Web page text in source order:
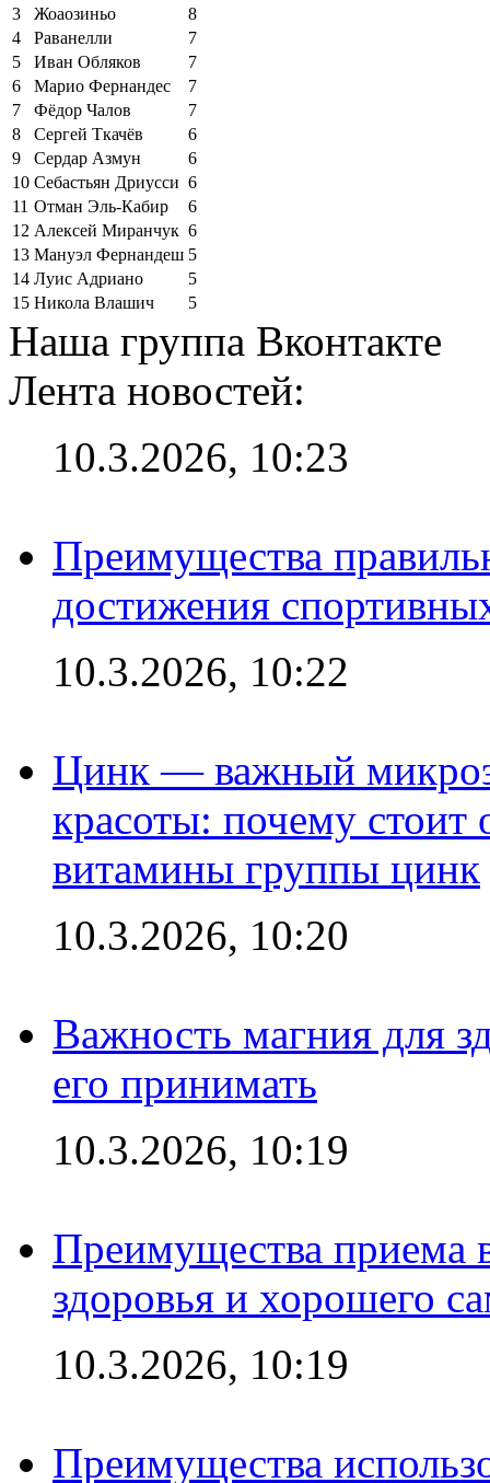
3
Жоаозиньо
8
4
Раванелли
7
5
Иван Обляков
7
6
Марио Фернандес
7
7
Фёдор Чалов
7
8
Сергей Ткачёв
6
9
Сердар Азмун
6
10 Себастьян Дриусси 6
11 Отман Эль-Кабир
6
12 Алексей Миранчук 6
13 Мануэл Фернандеш 5
14 Луис Адриано
5
15 Никола Влашич 5
Наша группа Вконтакте
Лента новостей:
10.3.2026, 10:23
Преимущества
достижения
10.3.2026, 10:22
Цинк — важный
красоты: почему стоит
витамины группы цинк
10.3.2026, 10:20
Важность магния для
его принимать
10.3.2026, 10:19
Преимущества приема
здоровья и хорошего
10.3.2026, 10:19
Преимущества